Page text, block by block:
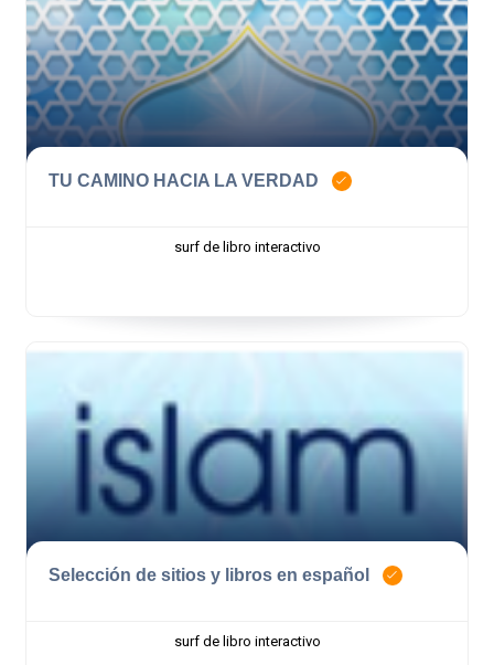
TU CAMINO HACIA LA VERDAD
surf de libro interactivo
Selección de sitios y libros en español
surf de libro interactivo